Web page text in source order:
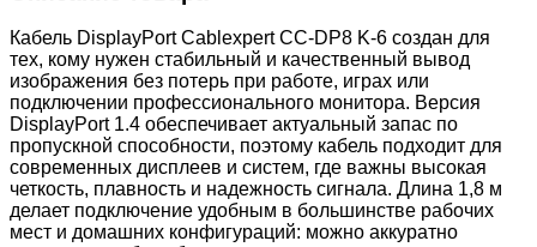
Кабель DisplayPort Cablexpert CC-DP8 K-6 создан для
тех, кому нужен стабильный и качественный вывод
изображения без потерь при работе, играх или
подключении профессионального монитора. Версия
DisplayPort 1.4 обеспечивает актуальный запас по
пропускной способности, поэтому кабель подходит для
современных дисплеев и систем, где важны высокая
четкость, плавность и надежность сигнала. Длина 1,8 м
делает подключение удобным в большинстве рабочих
мест и домашних конфигураций: можно аккуратно